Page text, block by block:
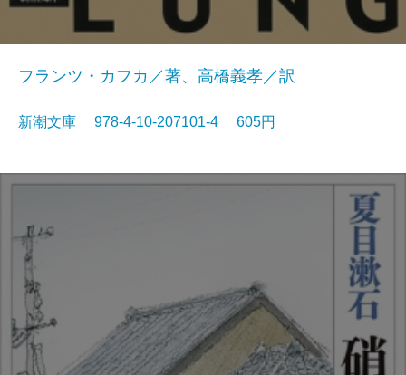
フランツ・カフカ／著、高橋義孝／訳
新潮文庫 978-4-10-207101-4 605円